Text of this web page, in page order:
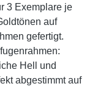
3 Exemplare je
auf
gefertigt.
Hell und
abgestimmt auf